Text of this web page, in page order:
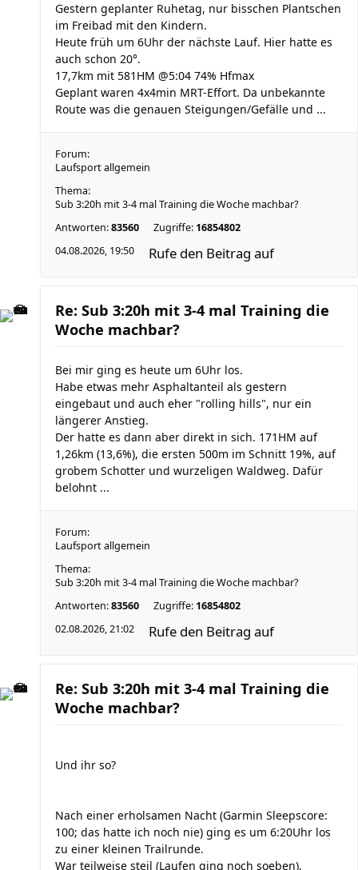
Gestern geplanter Ruhetag, nur bisschen Plantschen
im Freibad mit den Kindern.
Heute früh um 6Uhr der nächste Lauf. Hier hatte es
auch schon 20°.
17,7km mit 581HM @5:04 74% Hfmax
Geplant waren 4x4min MRT-Effort. Da unbekannte
Route was die genauen Steigungen/Gefälle und ...
Forum:
Laufsport allgemein
Thema:
Sub 3:20h mit 3-4 mal Training die Woche machbar?
Antworten:83560 Zugriffe: 16854802
04.08.2026, 19:50
Rufe den Beitrag auf
Re: Sub 3:20h mit 3-4 mal Training die
Woche machbar?
Bei mir ging es heute um 6Uhr los.
Habe etwas mehr Asphaltanteil als gestern
eingebaut und auch eher "rolling hills", nur ein
längerer Anstieg.
Der hatte es dann aber direkt in sich. 171HM auf
1,26km (13,6%), die ersten 500m im Schnitt 19%, auf
grobem Schotter und wurzeligen Waldweg. Dafür
belohnt ...
Forum:
Laufsport allgemein
Thema:
Sub 3:20h mit 3-4 mal Training die Woche machbar?
Antworten:83560 Zugriffe: 16854802
02.08.2026, 21:02
Rufe den Beitrag auf
Re: Sub 3:20h mit 3-4 mal Training die
Woche machbar?
Und ihr so?
Nach einer erholsamen Nacht (Garmin Sleepscore:
100; das hatte ich noch nie) ging es um 6:20Uhr los
zu einer kleinen Trailrunde.
War teilweise steil (Laufen ging noch soeben),